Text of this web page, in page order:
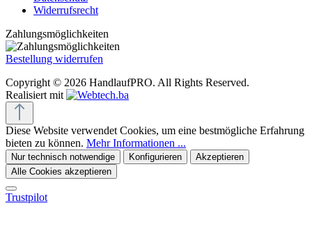
Widerrufsrecht
Zahlungsmöglichkeiten
Bestellung widerrufen
Copyright © 2026 HandlaufPRO. All Rights Reserved.
Realisiert mit
Diese Website verwendet Cookies, um eine bestmögliche Erfahrung
bieten zu können. Mehr Informationen ...
Nur technisch notwendige Konfigurieren
Akzeptieren
Alle Cookies akzeptieren
Trustpilot